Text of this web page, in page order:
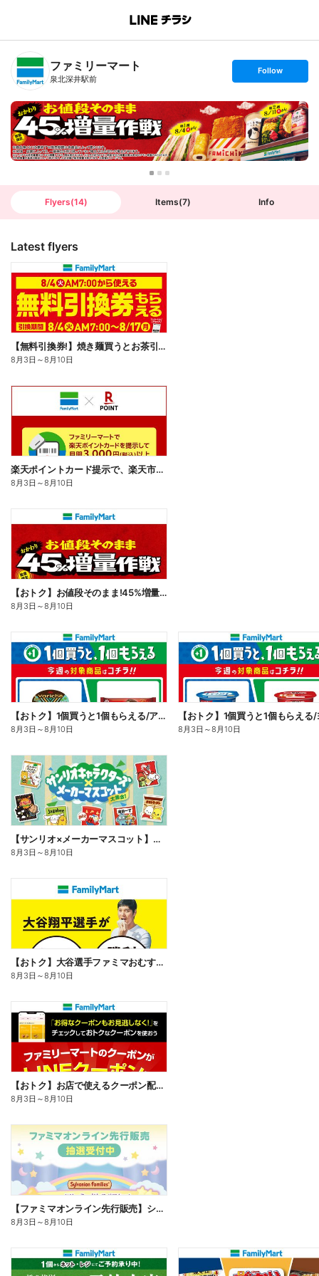
B
n
T
ファミリーマート
泉北深井駅前
s
t
o
l
l
o
w
Follow
Flyers(14) Items(7) Info
Latest flyers
【無料引換券!】焼き麺買うとお茶引換券貰える!
8月3日 ～8月10日
楽天ポイントカード提示で、楽天市場でのお買い物がおトクに!
8月3日 ～8月10日
【おトク】お値段そのまま!45%増量作戦!
8月3日 ～8月10日
【おトク】1個買うと1個もらえる/アイス
8月3日 ～8月10日 8月3日 ～8月10日
【サンリオ×メーカーマスコット】オリジナルグッズ貰える!
8月3日 ～8月10日
【おトク】大谷選手ファミマおむすび割
8月3日 ～8月10日
【おトク】お店で使えるクーポン配信中
8月3日 ～8月10日
【ファミマオンライン先行販売】シルバニアファミリー
8月3日 ～8月10日